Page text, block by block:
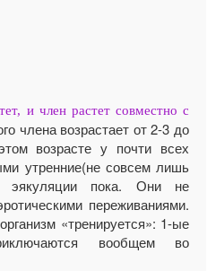
и член растет совместно с
члена возрастает от 2-3 до
возрасте у почти всех
утренние(не совсем лишь
эякуляции пока. Они не
переживаниями.
«тренируется»: 1-ые
вообщем во